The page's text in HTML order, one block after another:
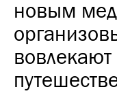
новым